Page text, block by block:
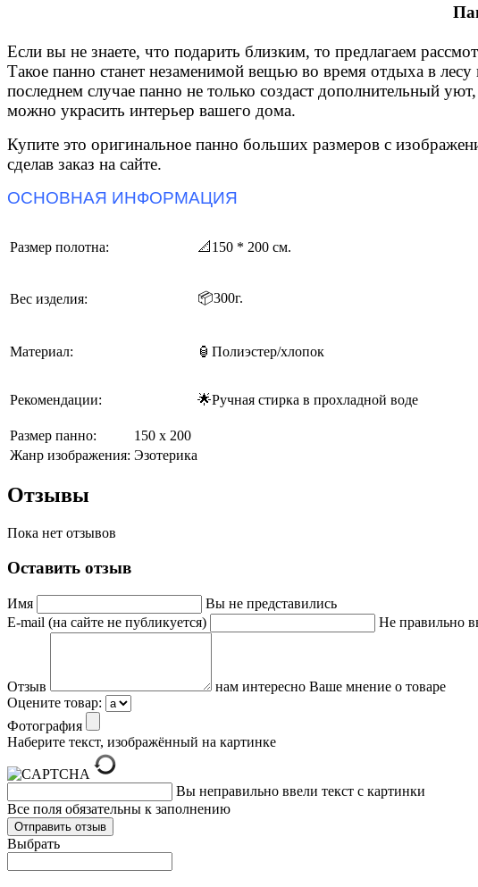
Если вы не знаете, что подарить близким, то предлагаем
Такое панно станет незаменимой вещью во время отдыха в
последнем случае панно не только создаст дополнительный
можно украсить интерьер вашего дома.
Купите это оригинальное панно больших размеров с
сделав заказ на сайте.
ОСНОВНАЯ ИНФОРМАЦИЯ
Размер полотна: 📐 150 * 200 см.
Вес изделия: 📦300г.
Материал: 🏮Полиэстер/хлопок
Рекомендации: 🌟Ручная стирка в прохладной воде
Размер панно:
150 х 200
Жанр изображения: Эзотерика
Отзывы
Пока нет отзывов
Оставить отзыв
Имя
Вы не представились
E-mail (на сайте не публикуется)
Не правильно
Отзыв
нам интересно Ваше мнение о товаре
Оцените товар:
Фотография
Наберите текст, изображённый на картинке
Вы неправильно ввели текст с картинки
Все поля обязательны к заполнению
Выбрать